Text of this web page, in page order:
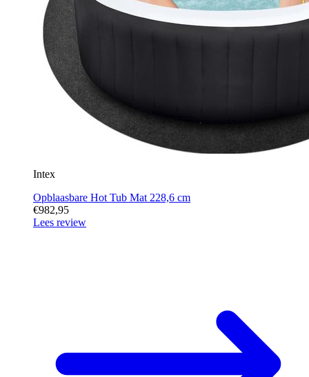
Intex
Opblaasbare Hot Tub Mat 228,6 cm
€982,95
Lees review